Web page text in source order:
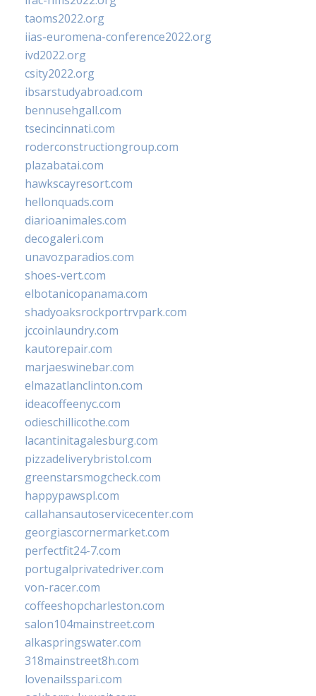
taoms2022.org
iias-euromena-conference2022.org
ivd2022.org
csity2022.org
ibsarstudyabroad.com
bennusehgall.com
tsecincinnati.com
roderconstructiongroup.com
plazabatai.com
hawkscayresort.com
hellonquads.com
diarioanimales.com
decogaleri.com
unavozparadios.com
shoes-vert.com
elbotanicopanama.com
shadyoaksrockportrvpark.com
jccoinlaundry.com
kautorepair.com
marjaeswinebar.com
elmazatlanclinton.com
ideacoffeenyc.com
odieschillicothe.com
lacantinitagalesburg.com
pizzadeliverybristol.com
greenstarsmogcheck.com
happypawspl.com
callahansautoservicecenter.com
georgiascornermarket.com
perfectfit24-7.com
portugalprivatedriver.com
von-racer.com
coffeeshopcharleston.com
salon104mainstreet.com
alkaspringswater.com
318mainstreet8h.com
lovenailsspari.com